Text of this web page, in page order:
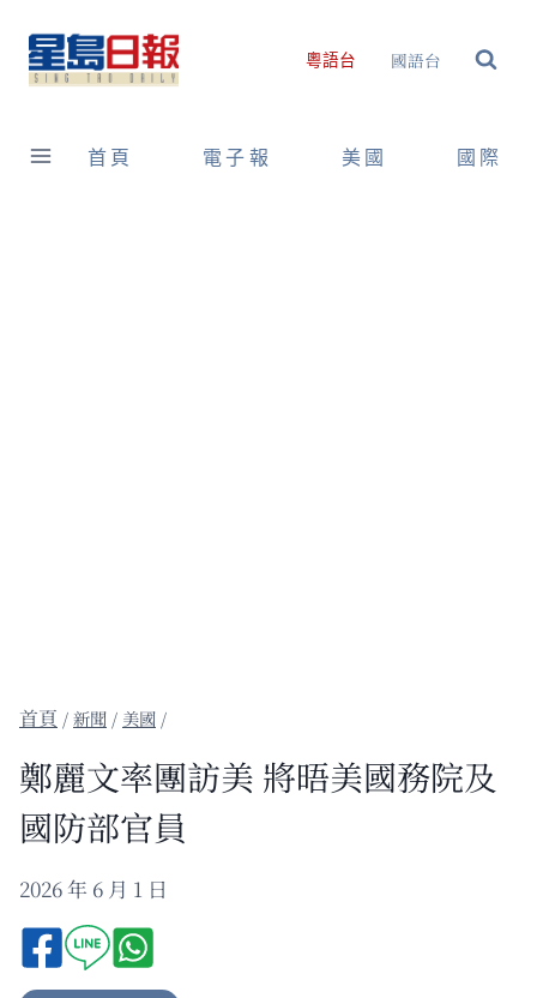
content
粵語台 國語台
首頁 電子報 美國 國際
/新聞 / 美國 /
鄭麗文率團訪美 將晤美國務院及
國防部官員
2026 年 6 月 1 日